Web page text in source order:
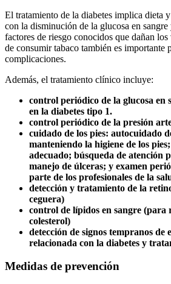
El tratamiento de la diabetes implica dieta
con la disminución de la glucosa en
factores de riesgo conocidos que dañan
de consumir tabaco también es importante
complicaciones.
Además, el tratamiento clínico incluye:
control periódico de la glucosa en
en la diabetes tipo 1.
control periódico de la presión
cuidado de los pies: autocuidado
manteniendo la higiene de los
adecuado; búsqueda de atención
manejo de úlceras; y examen
parte de los profesionales de la
detección y tratamiento de la
ceguera)
control de lípidos en sangre (para
colesterol)
detección de signos tempranos de
relacionada con la diabetes y
Medidas de prevención